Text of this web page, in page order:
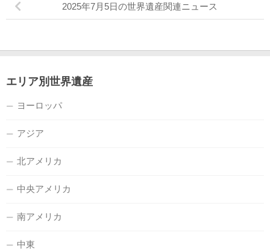
2025年7月5日の世界遺産関連ニュース
エリア別世界遺産
ヨーロッパ
アジア
北アメリカ
中央アメリカ
南アメリカ
中東